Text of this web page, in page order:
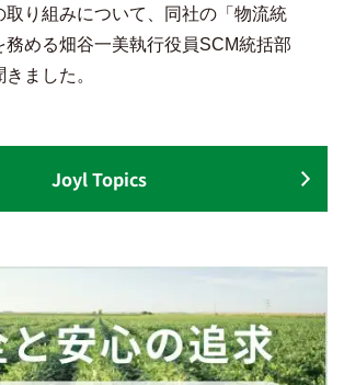
取り組みについて、同社の「物流統
務める畑谷一美執行役員SCM統括部
ました。
Joyl Topics